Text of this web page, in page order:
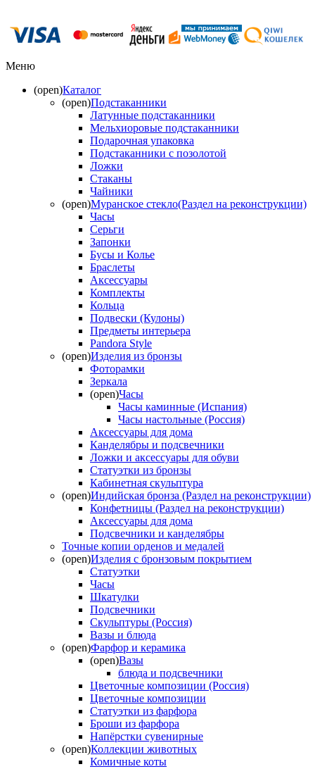
Меню
(open)Каталог
(open)Подстаканники
Латунные подстаканники
Мельхиоровые подстаканники
Подарочная упаковка
Подстаканники с позолотой
Ложки
Стаканы
Чайники
(open)Муранское стекло(Раздел на реконструкции)
Часы
Серьги
Запонки
Бусы и Колье
Браслеты
Аксессуары
Комплекты
Кольца
Подвески (Кулоны)
Предметы интерьера
Pandora Style
(open)Изделия из бронзы
Фоторамки
Зеркала
(open)Часы
Часы каминные (Испания)
Часы настольные (Россия)
Аксессуары для дома
Канделябры и подсвечники
Ложки и аксессуары для обуви
Статуэтки из бронзы
Кабинетная скульптура
(open)Индийская бронза (Раздел на реконструкции)
Конфетницы (Раздел на реконструкции)
Аксессуары для дома
Подсвечники и канделябры
Точные копии орденов и медалей
(open)Изделия с бронзовым покрытием
Статуэтки
Часы
Шкатулки
Подсвечники
Скульптуры (Россия)
Вазы и блюда
(open)Фарфор и керамика
(open)Вазы
блюда и подсвечники
Цветочные композиции (Россия)
Цветочные композиции
Статуэтки из фарфора
Броши из фарфора
Напёрстки сувенирные
(open)Коллекции животных
Комичные коты